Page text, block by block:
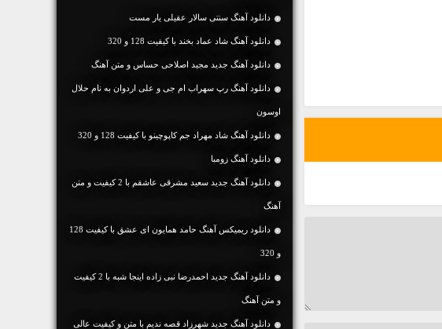
دانلود آهنگ سنتی سالار عقیلی یار مست
دانلود آهنگ شاد عماد بخند با کیفیت 128 و 320
دانلود آهنگ جديد مجید اصلاحی حساس و متن آهنگ
دانلود آهنگ رپ سهراب ام جی و علی اردوان به نام حلال
اوسون
دانلود آهنگ شاد مهراد جم کاپوچینو با کیفیت 128 و 320
دانلود آهنگ زومبا
دانلود آهنگ جديد سعید مشرقی عاشقم با 2 کیفیت و متن
آهنگ
دانلود ریمیکس آهنگ حامد همایون ای عشق با کیفیت 128
و 320
دانلود آهنگ جديد احمدرضا نبی زاده اینجا شبه با 2 کیفیت
و متن آهنگ
دانلود آهنگ جديد شهرزاد قصه ندیم با متن و کیفیت عالی